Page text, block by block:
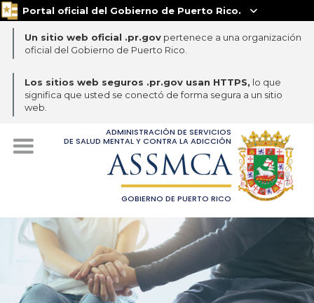
Portal oficial del Gobierno de Puerto Rico. 
Un sitio web oficial .pr.govpertenece a una organización
oficial del Gobierno de Puerto Rico.
Los sitios web seguros .pr.gov usan HTTPS, lo que
significa que usted se conectó de forma segura a un sitio
web.
ADMINISTRACIÓN DE SERVICIOS
DE SALUD MENTAL Y CONTRA LA ADICCIÓN
ASSMCA
GOBIERNO DE PUERTO RICO